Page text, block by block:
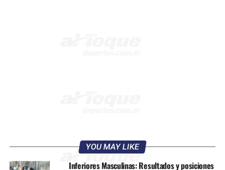
YOU MAY LIKE
Inferiores Masculinas: Resultados y posiciones